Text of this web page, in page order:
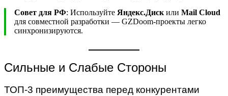
Совет для РФ: Используйте Яндекс.Диск или Mail Cloud
для совместной разработки — GZDoom-проекты легко
синхронизируются.
Сильные и Слабые Стороны
ТОП-3 преимущества перед конкурентами